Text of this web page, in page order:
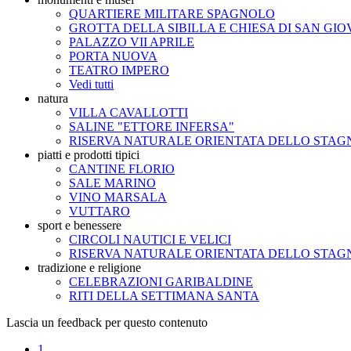
QUARTIERE MILITARE SPAGNOLO
GROTTA DELLA SIBILLA E CHIESA DI SAN
PALAZZO VII APRILE
PORTA NUOVA
TEATRO IMPERO
Vedi tutti
natura
VILLA CAVALLOTTI
SALINE "ETTORE INFERSA"
RISERVA NATURALE ORIENTATA DELLO
piatti e prodotti tipici
CANTINE FLORIO
SALE MARINO
VINO MARSALA
VUTTARO
sport e benessere
CIRCOLI NAUTICI E VELICI
RISERVA NATURALE ORIENTATA DELLO
tradizione e religione
CELEBRAZIONI GARIBALDINE
RITI DELLA SETTIMANA SANTA
Lascia un feedback per questo contenuto